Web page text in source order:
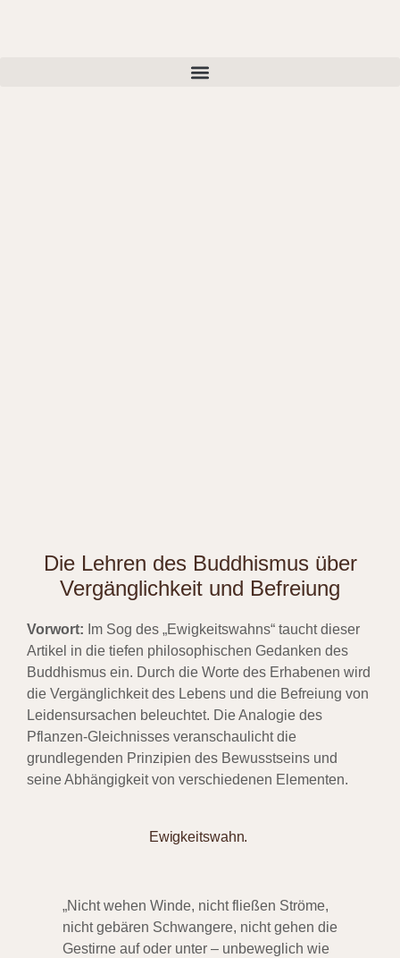
Die Lehren des Buddhismus über
Vergänglichkeit und Befreiung
Vorwort: Im Sog des „Ewigkeitswahns“ taucht dieser
Artikel in die tiefen philosophischen Gedanken des
Buddhismus ein. Durch die Worte des Erhabenen wird
die Vergänglichkeit des Lebens und die Befreiung von
Leidensursachen beleuchtet. Die Analogie des
Pflanzen-Gleichnisses veranschaulicht die
grundlegenden Prinzipien des Bewusstseins und
seine Abhängigkeit von verschiedenen Elementen.
Ewigkeitswahn.
„Nicht wehen Winde, nicht fließen Ströme,
nicht gebären Schwangere, nicht gehen die
Gestirne auf oder unter – unbeweglich wie